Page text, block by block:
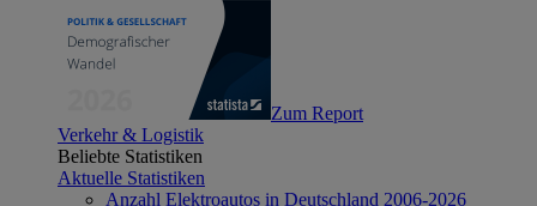
Zum Report
Verkehr & Logistik
Beliebte Statistiken
Aktuelle Statistiken
Anzahl Elektroautos in Deutschland 2006-2026